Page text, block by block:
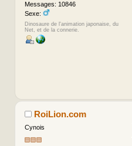
Messages: 10846
Sexe:
Dinosaure de l'animation japonaise, du
Net, et de la connerie.
RoiLion.com
Cynois